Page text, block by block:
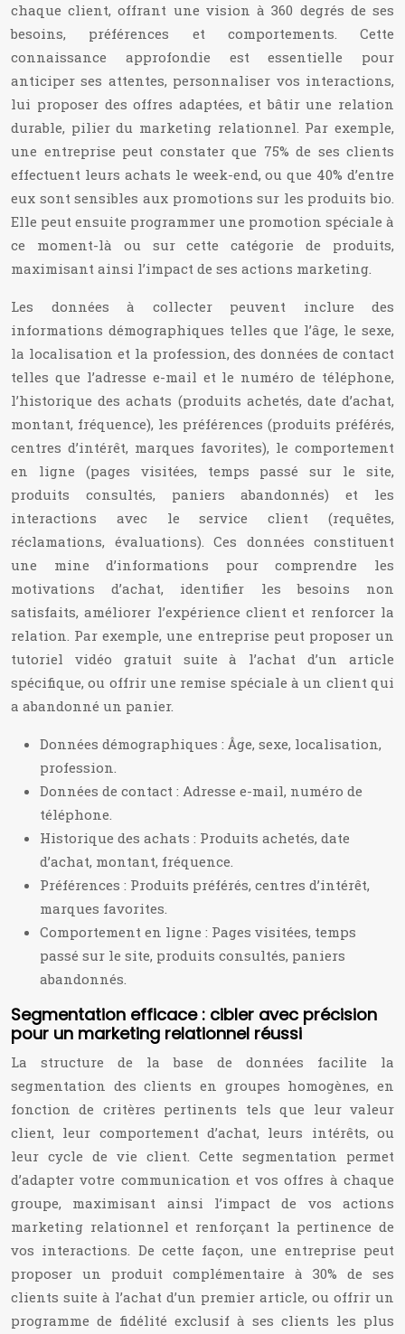
chaque client, offrant une vision à 360 degrés de ses
besoins, préférences et comportements. Cette
connaissance approfondie est essentielle pour
anticiper ses attentes, personnaliser vos interactions,
lui proposer des offres adaptées, et bâtir une relation
durable, pilier du marketing relationnel. Par exemple,
une entreprise peut constater que 75% de ses clients
effectuent leurs achats le week-end, ou que 40% d’entre
eux sont sensibles aux promotions sur les produits bio.
Elle peut ensuite programmer une promotion spéciale à
ce moment-là ou sur cette catégorie de produits,
maximisant ainsi l’impact de ses actions marketing.
Les données à collecter peuvent inclure des
informations démographiques telles que l’âge, le sexe,
la localisation et la profession, des données de contact
telles que l’adresse e-mail et le numéro de téléphone,
l’historique des achats (produits achetés, date d’achat,
montant, fréquence), les préférences (produits préférés,
centres d’intérêt, marques favorites), le comportement
en ligne (pages visitées, temps passé sur le site,
produits consultés, paniers abandonnés) et les
interactions avec le service client (requêtes,
réclamations, évaluations). Ces données constituent
une mine d’informations pour comprendre les
motivations d’achat, identifier les besoins non
satisfaits, améliorer l’expérience client et renforcer la
relation. Par exemple, une entreprise peut proposer un
tutoriel vidéo gratuit suite à l’achat d’un article
spécifique, ou offrir une remise spéciale à un client qui
a abandonné un panier.
Données démographiques : Âge, sexe, localisation,
profession.
Données de contact : Adresse e-mail, numéro de
téléphone.
Historique des achats : Produits achetés, date
d’achat, montant, fréquence.
Préférences : Produits préférés, centres d’intérêt,
marques favorites.
Comportement en ligne : Pages visitées, temps
passé sur le site, produits consultés, paniers
abandonnés.
Segmentation efficace : cibler avec précision
pour un marketing relationnel réussi
La structure de la base de données facilite la
segmentation des clients en groupes homogènes, en
fonction de critères pertinents tels que leur valeur
client, leur comportement d’achat, leurs intérêts, ou
leur cycle de vie client. Cette segmentation permet
d’adapter votre communication et vos offres à chaque
groupe, maximisant ainsi l’impact de vos actions
marketing relationnel et renforçant la pertinence de
vos interactions. De cette façon, une entreprise peut
proposer un produit complémentaire à 30% de ses
clients suite à l’achat d’un premier article, ou offrir un
programme de fidélité exclusif à ses clients les plus